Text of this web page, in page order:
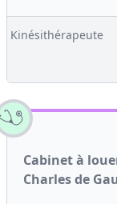
Kinésithérapeute
Cabinet à
Charles de